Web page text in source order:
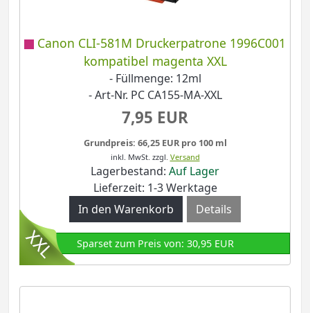
Canon CLI-581M Druckerpatrone 1996C001
kompatibel magenta XXL
- Füllmenge: 12ml
- Art-Nr. PC CA155-MA-XXL
7,95 EUR
Grundpreis: 66,25 EUR pro 100 ml
inkl. MwSt. zzgl. Versand
Lagerbestand: Auf Lager
Lieferzeit: 1-3 Werktage
Details
Sparset zum Preis von: 30,95 EUR